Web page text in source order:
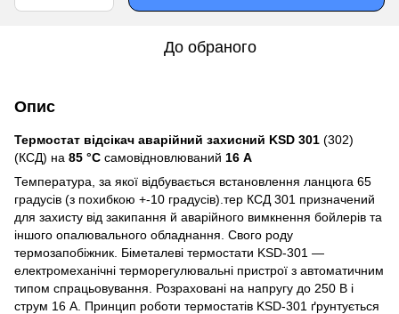
До обраного
Опис
Термостат відсікач аварійний захисний KSD 301 (302)
(КСД) на 85 °C самовідновлюваний 16 А
Температура, за якої відбувається встановлення ланцюга 65
градусів (з похибкою +-10 градусів).тер КСД 301 призначений
для захисту від закипання й аварійного вимкнення бойлерів та
іншого опалювального обладнання. Свого роду
термозапобіжник. Біметалеві термостати KSD-301 —
електромеханічні терморегулювальні пристрої з автоматичним
типом спрацьовування. Розраховані на напругу до 250 В і
струм 16 А. Принцип роботи термостатів KSD-301 ґрунтується